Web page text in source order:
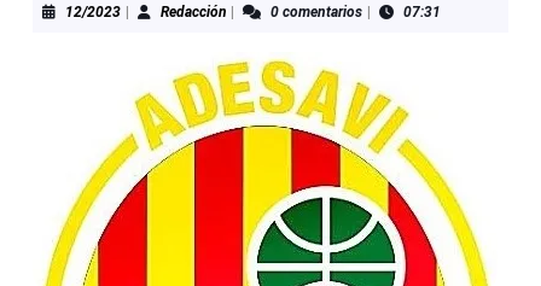
12/202312/2023RedacciónRedacción0 comentarios 07:31